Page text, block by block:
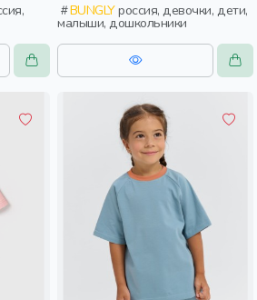
BUNGLYроссия, девочки, дети,
малыши, дошкольники